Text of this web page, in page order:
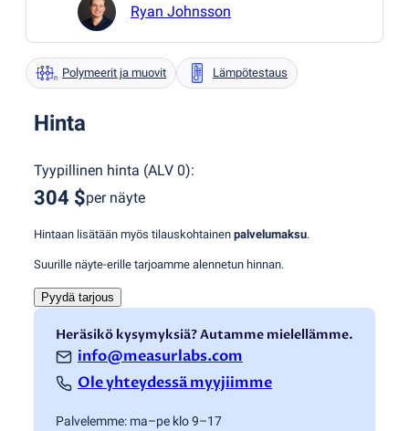
Ryan Johnsson
Polymeerit ja muovit Lämpötestaus
Hinta
Tyypillinen hinta (ALV 0):
304 $per näyte
Hintaan lisätään myös tilauskohtainen palvelumaksu.
Suurille näyte-erille tarjoamme alennetun hinnan.
Pyydä tarjous
Heräsikö kysymyksiä? Autamme mielellämme.
info@measurlabs.com
Ole yhteydessä myyjiimme
Palvelemme: ma–pe klo 9–17